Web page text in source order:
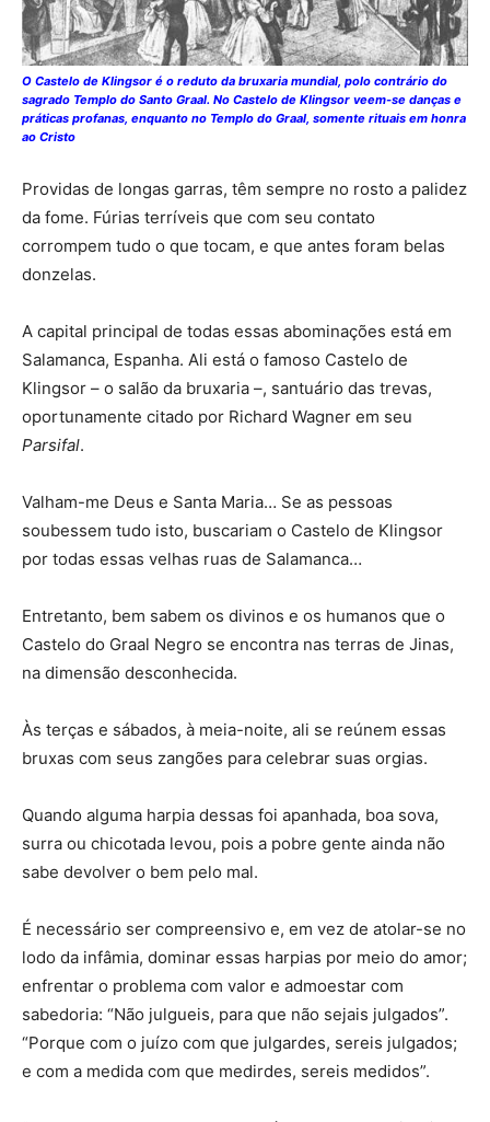
O Castelo de Klingsor é o reduto da bruxaria mundial, polo contrário do
sagrado Templo do Santo Graal. No Castelo de Klingsor veem-se danças e
práticas profanas, enquanto no Templo do Graal, somente rituais em honra
ao Cristo
Providas de longas garras, têm sempre no rosto a palidez
da fome. Fúrias terríveis que com seu contato
corrompem tudo o que tocam, e que antes foram belas
donzelas.
A capital principal de todas essas abominações está em
Salamanca, Espanha. Ali está o famoso Castelo de
Klingsor – o salão da bruxaria –, santuário das trevas,
oportunamente citado por Richard Wagner em seu
Parsifal.
Valham-me Deus e Santa Maria… Se as pessoas
soubessem tudo isto, buscariam o Castelo de Klingsor
por todas essas velhas ruas de Salamanca…
Entretanto, bem sabem os divinos e os humanos que o
Castelo do Graal Negro se encontra nas terras de Jinas,
na dimensão desconhecida.
Às terças e sábados, à meia-noite, ali se reúnem essas
bruxas com seus zangões para celebrar suas orgias.
Quando alguma harpia dessas foi apanhada, boa sova,
surra ou chicotada levou, pois a pobre gente ainda não
sabe devolver o bem pelo mal.
É necessário ser compreensivo e, em vez de atolar-se no
lodo da infâmia, dominar essas harpias por meio do amor;
enfrentar o problema com valor e admoestar com
sabedoria: “Não julgueis, para que não sejais julgados”.
“Porque com o juízo com que julgardes, sereis julgados;
e com a medida com que medirdes, sereis medidos”.